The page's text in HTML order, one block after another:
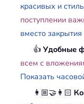
красивых и
поступлении
вместо закрытия
👍Удобные
всем с
Показать
👩🏼‍🤝‍👩🏻